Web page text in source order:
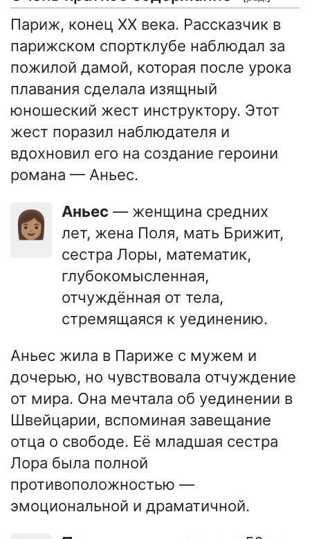
Париж, конец XX века. Рассказчик в
парижском спортклубе наблюдал за
пожилой дамой, которая после урока
плавания сделала изящный
юношеский жест инструктору. Этот
жест поразил наблюдателя и
вдохновил его на создание героини
романа — Аньес.
👩🏽 Аньес — женщина средних
лет, жена Поля, мать Брижит,
сестра Лоры, математик,
глубокомысленная,
отчуждённая от тела,
стремящаяся к уединению.
Аньес жила в Париже с мужем и
дочерью, но чувствовала отчуждение
от мира. Она мечтала об уединении в
Швейцарии, вспоминая завещание
отца о свободе. Её младшая сестра
Лора была полной
противоположностью —
эмоциональной и драматичной.